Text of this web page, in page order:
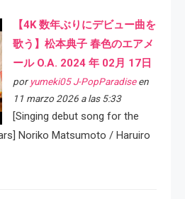
【4K 数年ぶりにデビュー曲を
歌う】松本典子 春色のエアメ
ール O.A. 2024 年 02月 17日
por yumeki05 J-PopParadiseen
11 marzo 2026 a las 5:33
[Singing debut song for the
Noriko Matsumoto / Haruiro